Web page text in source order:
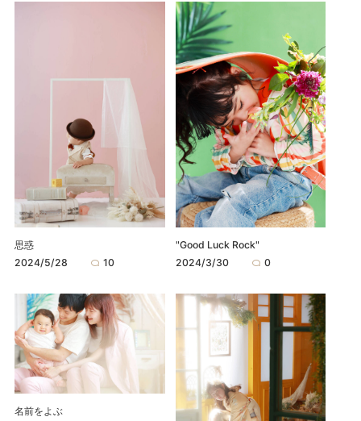
思惑
2024/5/28
10
"Good Luck Rock"
2024/3/30
0
名前をよぶ